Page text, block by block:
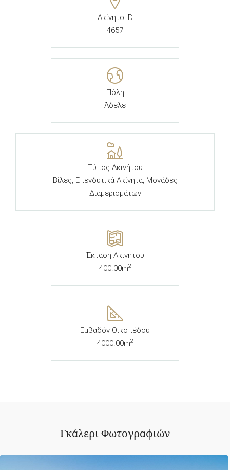
Ακίνητο ID
4657
Πόλη
Άδελε
Τύπος Ακινήτου
Βίλες, Επενδυτικά Ακίνητα, Μονάδες
Διαμερισμάτων
Έκταση Ακινήτου
400.00m2
Εμβαδόν Οικοπέδου
4000.00m2
Γκάλερι Φωτογραφιών